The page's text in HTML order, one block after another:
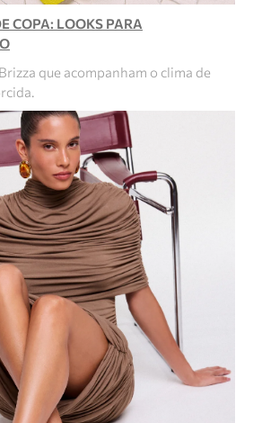
COPA: LOOKS PARA
que acompanham o clima de